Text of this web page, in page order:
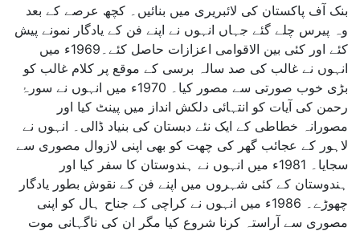
بنک آف پاکستان کی لائبریری میں بنائیں۔ کچھ عرصے کے بعد
وہ پیرس چلے گئے جہاں انہوں نے اپنے فن کے یادگار نمونے پیش
کئے اور کئی بین الاقوامی اعزازات حاصل کئے۔1969ء میں
انہوں نے غالب کی صد سالہ برسی کے موقع پر کلام غالب کو
بڑی خوب صورتی سے مصور کیا۔ 1970ء میں انہوں نے سورۂ
رحمن کی آیات کو انتہائی دلکش انداز میں پینٹ کیا اور
مصورانہ خطاطی کے ایک نئے دبستان کی بنیاد ڈالی۔ انہوں نے
لاہور کے عجائب گھر کی چھت کو بھی اپنی لازوال مصوری سے
سجایا۔ 1981ء میں انہوں نے ہندوستان کا سفر کیا اور
ہندوستان کے کئی شہروں میں اپنے فن کے نقوش بطور یادگار
چھوڑے۔ 1986ء میں انہوں نے کراچی کے جناح ہال کو اپنی
مصوری سے آراستہ کرنا شروع کیا مگر ان کی ناگہانی موت